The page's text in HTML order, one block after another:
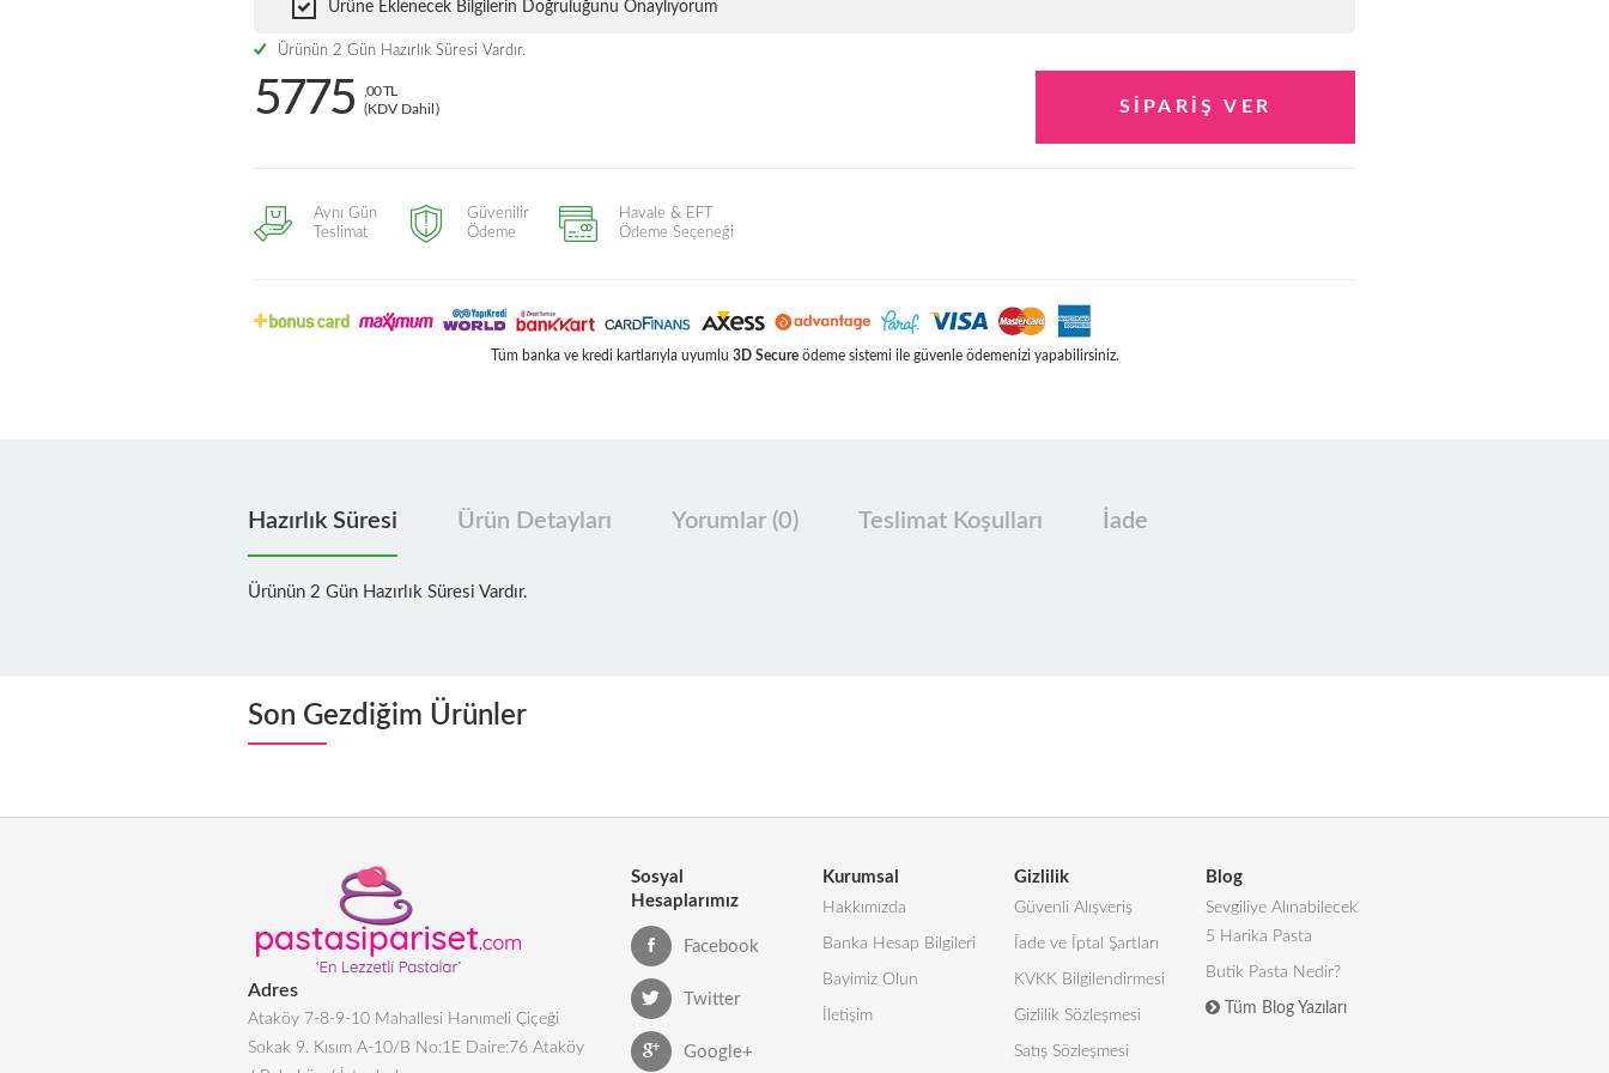
Ürüne Eklenecek Bilgilerin Doğruluğunu Onaylıyorum
Ürünün 2 Gün Hazırlık Süresi Vardır.
5775
,00 TL
(KDV Dahil)
Aynı Gün
Teslimat
Güvenilir
Ödeme
Havale & EFT
Ödeme Seçeneği
Tüm banka ve kredi kartlarıyla uyumlu 3D Secureödeme sistemi ile güvenle ödemenizi yapabilirsiniz.
Hazırlık Süresi Ürün Detayları Yorumlar (0) Teslimat Koşulları İade
Ürünün 2 Gün Hazırlık Süresi Vardır.
Son Gezdiğim Ürünler
Adres
Ataköy 7-8-9-10 Mahallesi Hanımeli Çiçeği
Sokak 9. Kısım A-10/B No:1E Daire:76 Ataköy
Sosyal
Hesaplarımız
Facebook
Twitter
Google+
Kurumsal
Hakkımızda
Banka Hesap Bilgileri
Bayimiz Olun
İletişim
Gizlilik
Güvenli Alışveriş
İade ve İptal Şartları
KVKK Bilgilendirmesi
Gizlilik Sözleşmesi
Satış Sözleşmesi
Blog
Sevgiliye Alınabilecek
5 Harika Pasta
Butik Pasta Nedir?
Tüm Blog Yazıları